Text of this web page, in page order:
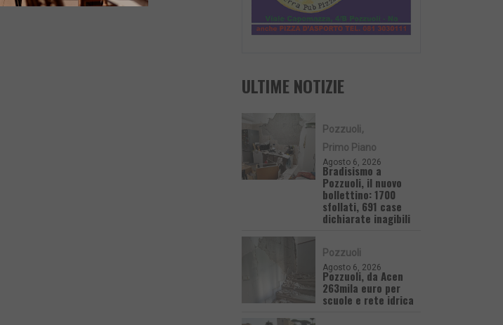
ULTIME NOTIZIE
Pozzuoli
Primo Piano
Agosto 6, 2026
Bradisismo a
Pozzuoli, il nuovo
bollettino: 1700
sfollati, 691 case
dichiarate inagibili
Pozzuoli
Agosto 6, 2026
Pozzuoli, da Acen
263mila euro per
scuole e rete idrica